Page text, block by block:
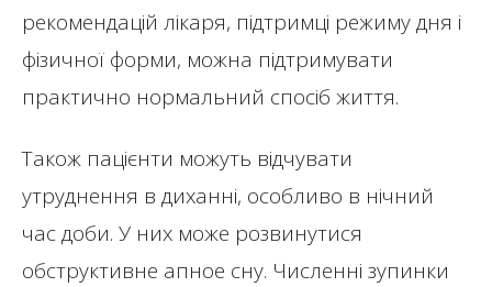
рекомендацій лікаря, підтримці режиму дня і
фізичної форми, можна підтримувати
практично нормальний спосіб життя.
Також пацієнти можуть відчувати
утруднення в диханні, особливо в нічний
час доби. У них може розвинутися
обструктивне апное сну. Численні зупинки